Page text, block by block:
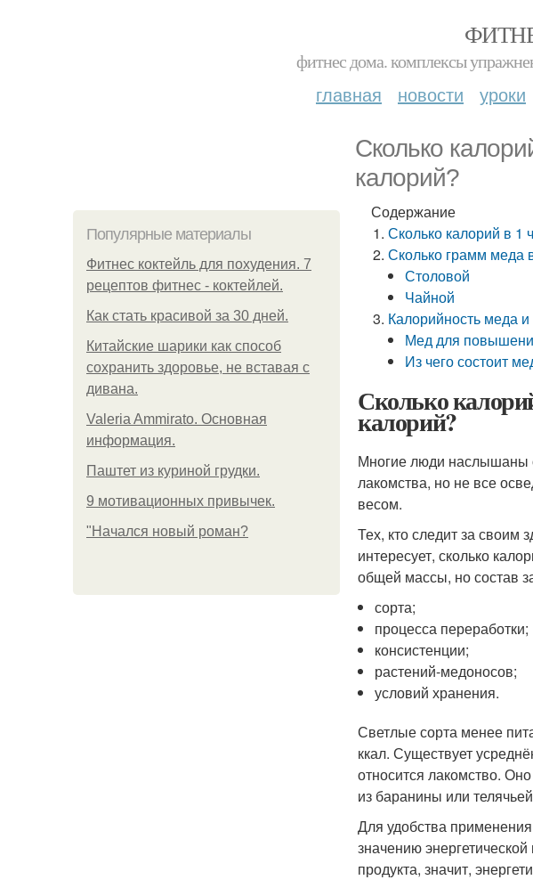
фитнес дома. комплексы
главная новости уроки
Сколько
калорий?
Популярные материалы
Фитнес коктейль для похудения. 7
рецептов фитнес - коктейлей.
Как стать красивой за 30 дней.
Китайские шарики как способ
сохранить здоровье, не вставая с
дивана.
Valeria Ammirato. Основная
информация.
Паштет из куриной грудки.
9 мотивационных привычек.
"Начался новый роман?
Содержание
Сколько калорий в 1
Сколько грамм меда
Столовой
Чайной
Калорийность меда
Мед для
Из чего состоит
Сколько
калорий?
Многие люди наслышаны
лакомства, но не все
весом.
Тех, кто следит за своим
интересует, сколько
общей массы, но состав
сорта;
процесса переработки;
консистенции;
растений-медоносов;
условий хранения.
Светлые сорта менее
ккал. Существует
относится лакомство.
из баранины или
Для удобства
значению
продукта, значит,